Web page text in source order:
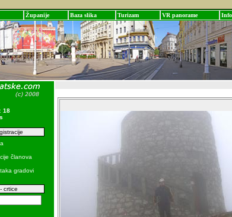
Županije Baza slika Turizam VR panorame
18
članova
gradovi
crtice